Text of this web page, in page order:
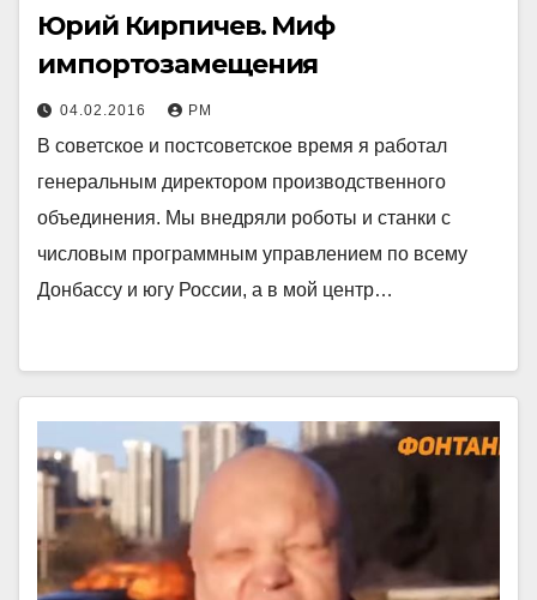
Юрий Кирпичев. Миф
импортозамещения
04.02.2016 РМ
В советское и постсоветское время я работал
генеральным директором производственного
объединения. Мы внедряли роботы и станки с
числовым программным управлением по всему
Донбассу и югу России, а в мой центр…